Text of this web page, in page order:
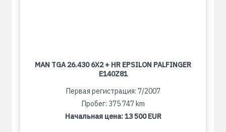
MAN TGA 26.430 6X2 + HR EPSILON PALFINGER
E140Z81
Первая регистрация: 7/2007
Пробег: 375 747 km
Начальная цена:13 500 EUR